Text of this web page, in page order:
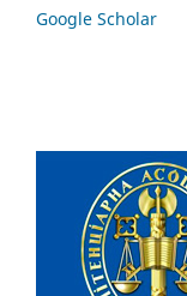
Google Scholar